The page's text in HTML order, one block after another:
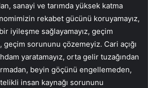
sanayi ve tarımda yüksek katma
rekabet gücünü koruyamayız,
iyileşme sağlayamayız, geçim
sorununu çözemeyiz. Cari açığı
yaratamayız, orta gelir tuzağından
beyin göçünü engellemeden,
insan kaynağı sorununu